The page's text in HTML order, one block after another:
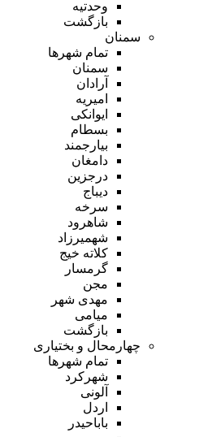
وحدتیه
بازگشت
سمنان
تمام شهر‌ها
سمنان
آرادان
امیریه
ایوانکی
بسطام
بیارجمند
دامغان
درجزین
دیباج
سرخه
شاهرود
شهمیرزاد
کلاته خیج
گرمسار
مجن
مهدی شهر
میامی
بازگشت
چهارمحال و بختیاری
تمام شهر‌ها
شهرکرد
آلونی
اردل
باباحیدر